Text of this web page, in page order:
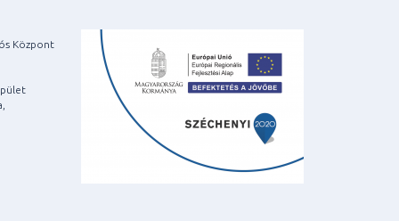
Központ